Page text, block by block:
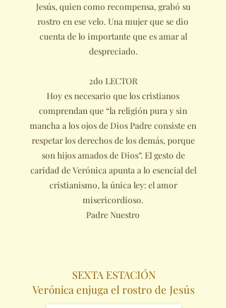
Jesús, quien como recompensa, grabó su
rostro en ese velo. Una mujer que se dio
cuenta de lo importante que es amar al
despreciado.
2do LECTOR
Hoy es necesario que los cristianos
comprendan que “la religión pura y sin
mancha a los ojos de Dios Padre consiste en
respetar los derechos de los demás, porque
son hijos amados de Dios”. El gesto de
caridad de Verónica apunta a lo esencial del
cristianismo, la única ley: el amor
misericordioso.
Padre Nuestro
SEXTA ESTACIÓN
Verónica enjuga el rostro de Jesús